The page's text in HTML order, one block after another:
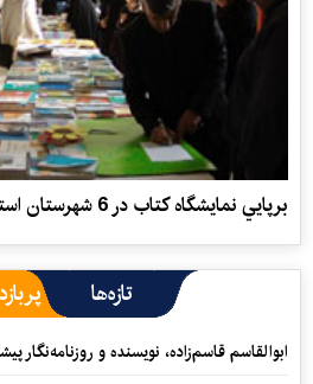
برپايي نمايشگاه كتاب در 6 شهرستان استان گلستان
تازه‌ها
ابوالقاسم قاسم‌زاده، نویسنده و